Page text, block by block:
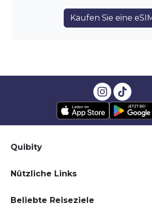
Kaufen Sie eine
Quibity
Nützliche Links
Beliebte Reiseziele